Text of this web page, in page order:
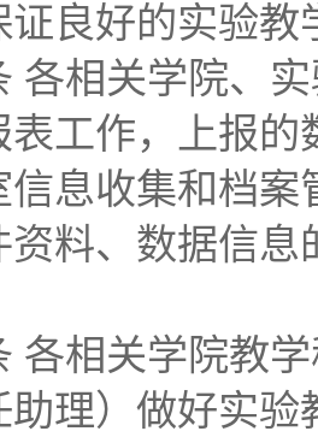
证良好的实验
各相关学院、
表工作，上报
信息收集和档
资料、数据信
各相关学院教
助理）做好实